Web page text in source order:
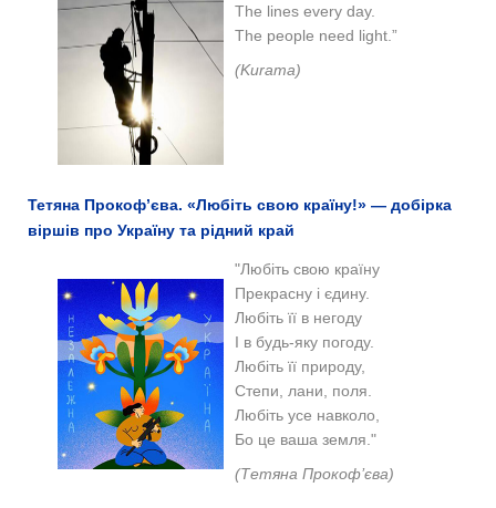
The lines every day.
The people need light.”
(Kurama)
Тетяна Прокоф’єва. «Любіть свою країну!» — добірка
віршів про Україну та рідний край
"Любіть свою країну
Прекрасну і єдину.
Любіть її в негоду
І в будь-яку погоду.
Любіть її природу,
Степи, лани, поля.
Любіть усе навколо,
Бо це ваша земля."
(Тетяна Прокоф’єва)